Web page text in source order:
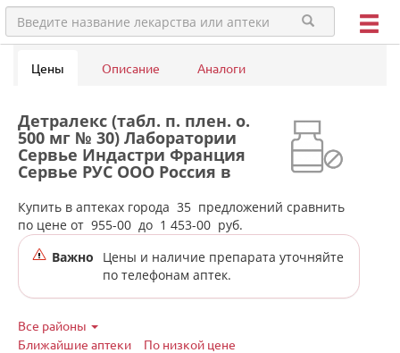
Цены Описание Аналоги
Детралекс (табл. п. плен. о.
500 мг № 30) Лаборатории
Сервье Индастри Франция
Сервье РУС ООО Россия в
аптеках города Каменск-
Уральского
Купить в аптеках города 35 предложений сравнить
по цене от 955-00 до 1 453-00 руб.
Важно
Цены и наличие препарата уточняйте
по телефонам аптек.
Все районы
Ближайшие аптеки
По низкой цене